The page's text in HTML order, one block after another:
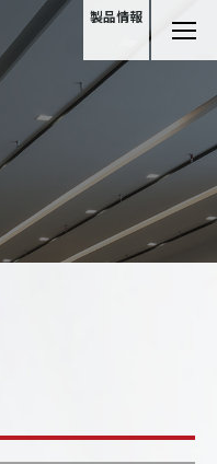
製品情報